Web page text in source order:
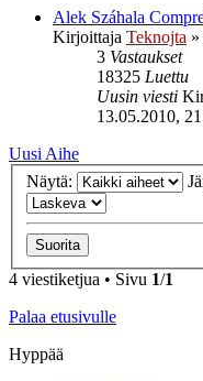
Alek Száhala
Kirjoittaja Teknojta »
3 Vastaukset
18325 Luettu
Uusin viesti
13.05.2010,
Uusi Aihe
Näytä:
4 viestiketjua • Sivu 1/1
Palaa etusivulle
Hyppää